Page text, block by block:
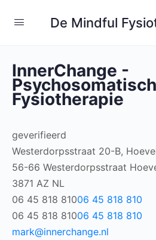
De Mindful
InnerChange -
Fysiotherapie
geverifieerd
Westerdorpsstraat 20-B,
56-66 Westerdorpsstraat
3871 AZ NL
06 45 818 81006 45 818 810
06 45 818 81006 45 818 810
mark@innerchange.nl